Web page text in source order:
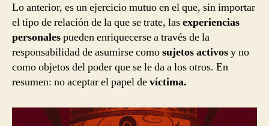
Lo anterior, es un ejercicio mutuo en el que, sin importar
el tipo de relación de la que se trate, lasexperiencias
personalespueden enriquecerse a través de la
responsabilidad de asumirse comosujetos activosy no
como objetos del poder que se le da a los otros. En
resumen: no aceptar el papel devíctima.